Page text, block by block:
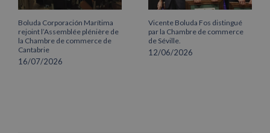
Boluda Corporación Marítima
rejoint l’Assemblée plénière de
la Chambre de commerce de
Cantabrie
16/07/2026
Vicente Boluda Fos distingué
par la Chambre de commerce
de Séville.
12/06/2026